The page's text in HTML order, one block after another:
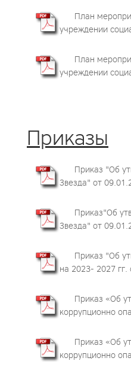
План
учреждении
План
учреждении
Приказы
Приказ "Об
Звезда" от
Приказ"Об
Звезда" от
Приказ "Об
на 2023- 2027
Приказ «Об
коррупционно
Приказ «Об
коррупционно